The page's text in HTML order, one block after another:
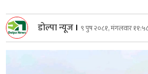
डोल्पा न्यूज । ९ पुष २०८१, मंगलवार